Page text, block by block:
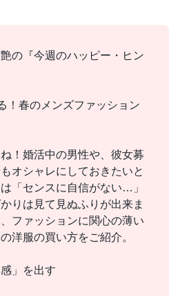
の『今週のハッピー・ヒン
春のメンズファッション
！婚活中の男性や、彼女募
オシャレにしておきたいと
「センスに自信がない…」
りは見て見ぬふりが出来ま
ファッションに関心の薄い
洋服の買い方をご紹介。
」を出す